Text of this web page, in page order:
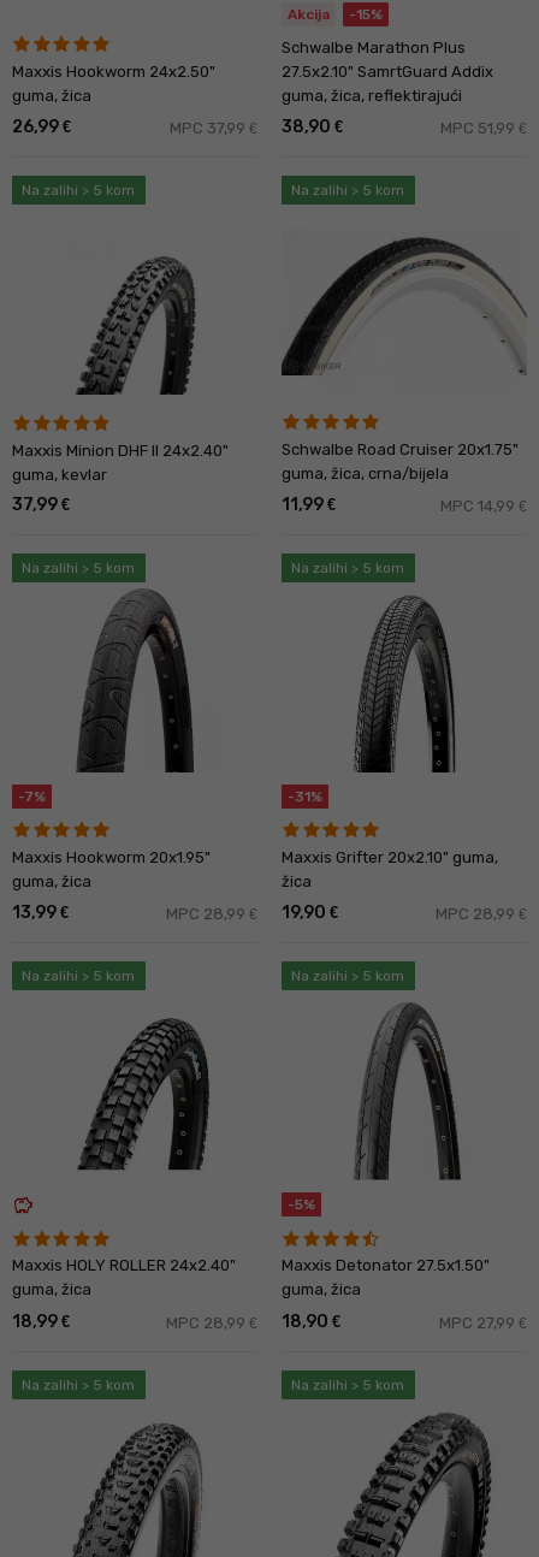
Maxxis Hookworm 24x2.50"
guma, žica
26,99 € MPC 37,99 €
Akcija -15%
Schwalbe Marathon Plus
27.5x2.10" SamrtGuard Addix
guma, žica, reflektirajući
38,90 € MPC 51,99 €
Na zalihi > 5 kom
Maxxis Minion DHF II 24x2.40"
guma, kevlar
37,99 €
Na zalihi > 5 kom
Schwalbe Road Cruiser 20x1.75"
guma, žica, crna/bijela
11,99 € MPC 14,99 €
Na zalihi > 5 kom
-7%
Maxxis Hookworm 20x1.95"
guma, žica
13,99 € MPC 28,99 €
Na zalihi > 5 kom
-31%
Maxxis Grifter 20x2.10" guma,
žica
19,90 € MPC 28,99 €
Na zalihi > 5 kom
savings
Maxxis HOLY ROLLER 24x2.40"
guma, žica
18,99 € MPC 28,99 €
Na zalihi > 5 kom
-5%
Maxxis Detonator 27.5x1.50"
guma, žica
18,90 € MPC 27,99 €
Na zalihi > 5 kom Na zalihi > 5 kom